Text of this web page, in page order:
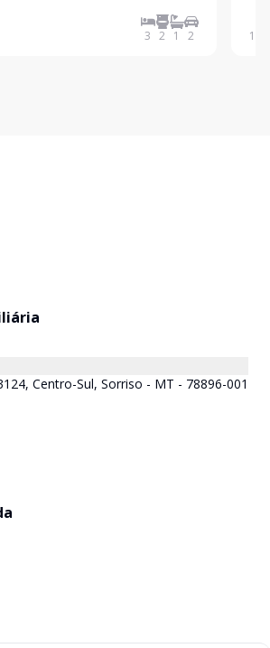
Sala Lavanderia
Garagem para 2 carros CRECI J 17.038 FIP Valor su
3 2 1 2 104
Centro-Sul, Sorriso - MT - 78896-001